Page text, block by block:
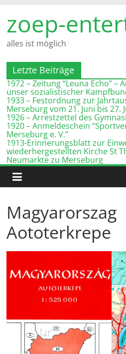
Inhalt
springen
zoep-
alles ist möglich
Letzte Beiträge
1972 – Zeitung “Leuna Echo” –
unser sozialistischer
1933 – Festordnung zur
Merseburg vom 21. Juni bis 27.
1926 – Arrestzettel des
1920 – Anmeldeschein
Merseburg e. V.”
1913-Erinnerungsblatt zur
wiederhergestellten Kirche St
Neumarkte zu Merseburg
Magyarorszag
Aototerkrepe